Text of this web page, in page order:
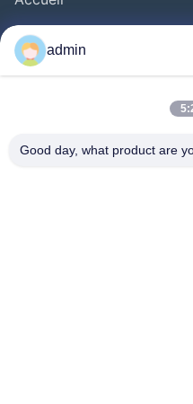
Produits
Vidéos
Contrôle Qualité
admin
Good day, what product are